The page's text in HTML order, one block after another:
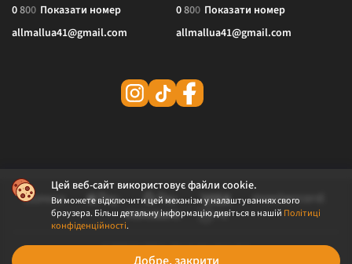
Цей веб-сайт використовує файли cookie.
Ви можете відключити цей механізм у налаштуваннях свого
браузера. Більш детальну інформацію дивіться в нашій Політиці
конфіденційності.
0800 Показати номер
allmallua41@gmail.com
0800 Показати номер
allmallua41@gmail.com
© 2026 ALLMALL. Всі права захищені.